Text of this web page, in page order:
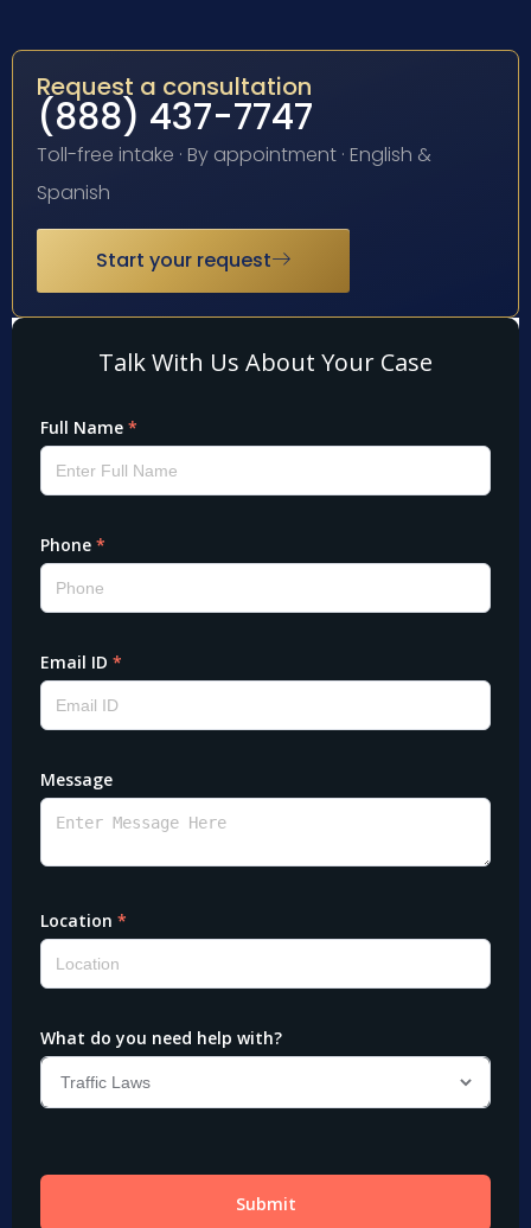
Request a consultation
(888) 437-7747
Toll-free intake · By appointment · English &
Spanish
Start your request